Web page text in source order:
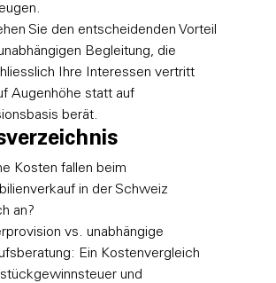
Sie den entscheidenden Vorteil
Begleitung, die
Ihre Interessen vertritt
Augenhöhe statt auf
berät.
Kosten fallen beim
in der Schweiz
an?
vs. unabhängige
Ein Kostenvergleich
und